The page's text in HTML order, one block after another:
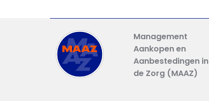
Management
Aankopen en
Aanbestedingen in
de Zorg (MAAZ)